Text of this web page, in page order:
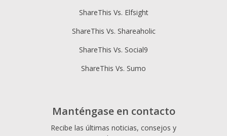
ShareThis Vs. Elfsight
ShareThis Vs. Shareaholic
ShareThis Vs. Social9
ShareThis Vs. Sumo
Manténgase en contacto
Recibe las últimas noticias, consejos y